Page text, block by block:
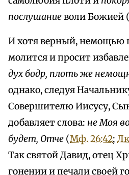
послушаниеволи Божией (
И хотя верный, немощью
молится и просит
дух бодр, плоть же
однако, следуя
Совершителю Иисусу,
добавляет слова: не Моя
будет, Отче (Мф. 26:42;
Так святой Давид, отец
гонении и печали своей